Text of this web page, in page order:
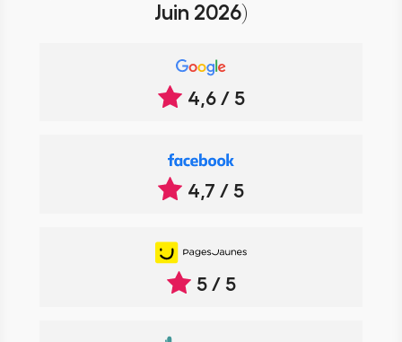
Juin 2026)
4,6 / 5
4,7 / 5
5 / 5